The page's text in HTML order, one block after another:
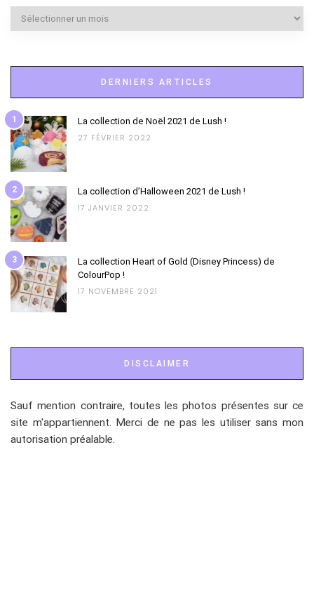
Archives
DERNIERS ARTICLES
1 La collection de Noël 2021 de Lush !
27 FÉVRIER 2022
2 La collection d’Halloween 2021 de Lush !
17 JANVIER 2022
3
La collection Heart of Gold (Disney Princess) de
ColourPop !
17 NOVEMBRE 2021
DISCLAIMER
Sauf mention contraire, toutes les photos présentes sur ce
site m'appartiennent. Merci de ne pas les utiliser sans mon
autorisation préalable.